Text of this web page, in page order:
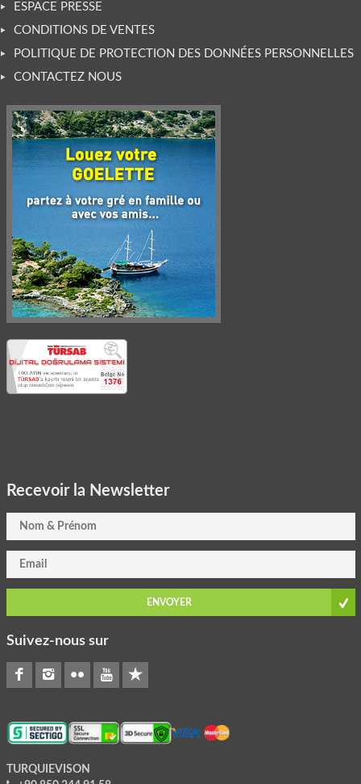
ESPACE PRESSE
CONDITIONS DE VENTES
POLITIQUE DE PROTECTION DES DONNÉES PERSONNELLES
CONTACTEZ NOUS
Recevoir la Newsletter
ENVOYER
Suivez-nous sur
TURQUIEVISON